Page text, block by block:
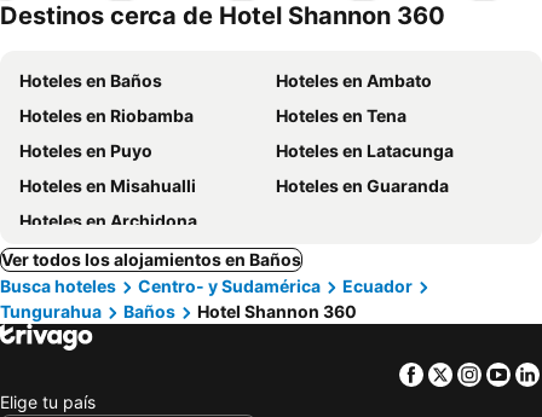
mascotas
Destinos cerca de Hotel Shannon 360
Hoteles en Baños
Hoteles en Ambato
Hoteles en Riobamba
Hoteles en Tena
Hoteles en Puyo
Hoteles en Latacunga
Hoteles en Misahualli
Hoteles en Guaranda
Hoteles en Archidona
Ver todos los alojamientos en Baños
Busca hoteles
Centro- y Sudamérica
Ecuador
Tungurahua
Baños Hotel Shannon 360
Facebook
Twitter
Elige tu país